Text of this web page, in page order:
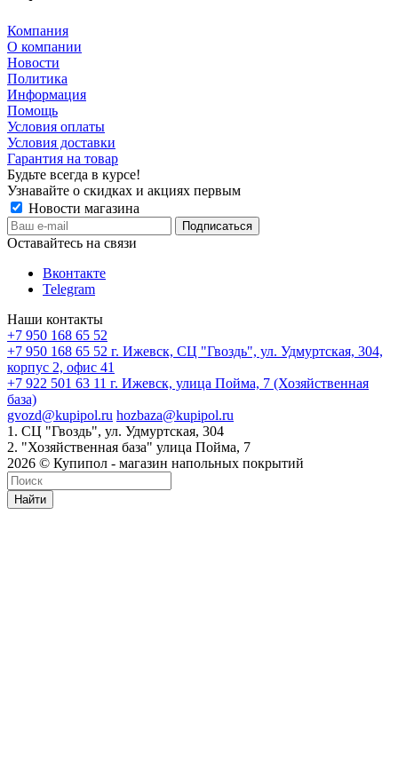
Компания
О компании
Новости
Политика
Информация
Помощь
Условия оплаты
Условия доставки
Гарантия на товар
Будьте всегда в курсе!
Узнавайте о скидках и акциях первым
Новости магазина
Оставайтесь на связи
Вконтакте
Telegram
Наши контакты
+7 950 168 65 52
+7 950 168 65 52 г. Ижевск, СЦ "Гвоздь", ул. Удмуртская, 304,
корпус 2, офис 41
+7 922 501 63 11 г. Ижевск, улица Пойма, 7 (Хозяйственная
база)
gvozd@kupipol.ru hozbaza@kupipol.ru
1. СЦ "Гвоздь", ул. Удмуртская, 304
2. "Хозяйственная база" улица Пойма, 7
2026 © Купипол - магазин напольных покрытий
Найти